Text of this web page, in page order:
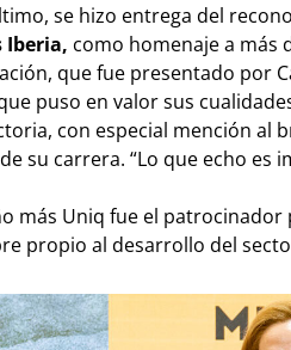
se hizo entrega del
Iberia, como homenaje a más
que fue presentado por
puso en valor sus
con especial mención al
su carrera. “Lo que echo
más Uniq fue el
propio al desarrollo del